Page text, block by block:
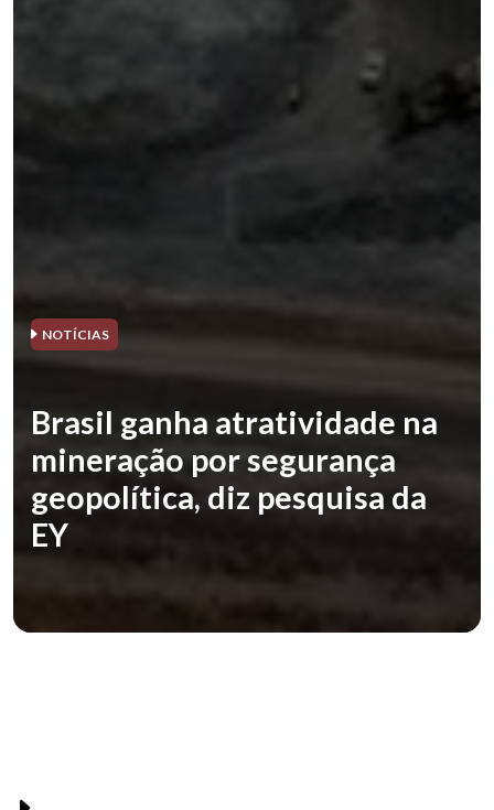
NOTÍCIAS
Brasil ganha atratividade na
mineração por segurança
geopolítica, diz pesquisa da
EY